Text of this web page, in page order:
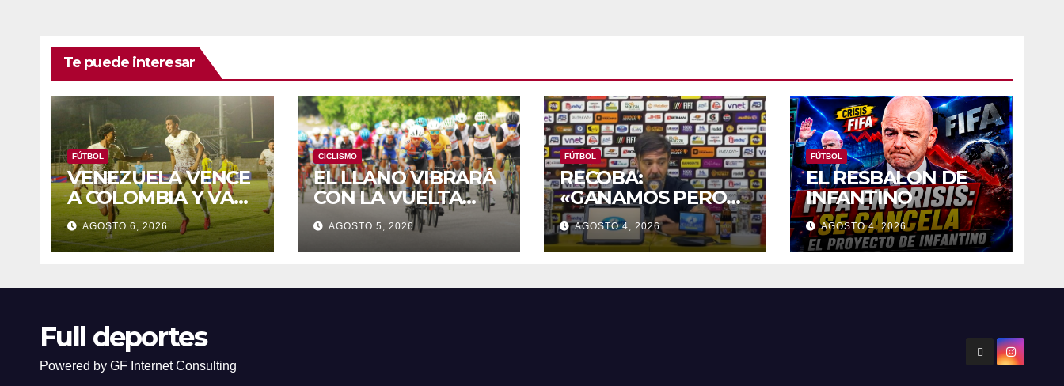
Te puede interesar
FÚTBOL
VENEZUELA VENCE
A COLOMBIA Y VA
POR EL ORO DE LOS
JCAC
AGOSTO 6, 2026
CICLISMO
EL LLANO VIBRARÁ
CON LA VUELTA
INTERNACIONAL A
ZAMORA
AGOSTO 5, 2026
FÚTBOL
RECOBA:
«GANAMOS PERO
JUGAMOS MAL»
AGOSTO 4, 2026
FÚTBOL
EL RESBALON DE
INFANTINO
AGOSTO 4, 2026
Full deportes
Powered by GF Internet Consulting